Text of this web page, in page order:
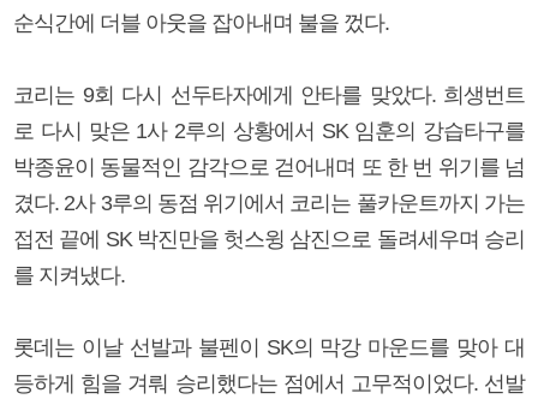
순식간에 더블 아웃을 잡아내며 불을 껐다.
코리는 9회 다시 선두타자에게 안타를 맞았다. 희생번트
로 다시 맞은 1사 2루의 상황에서 SK 임훈의 강습타구를
박종윤이 동물적인 감각으로 걷어내며 또 한 번 위기를 넘
겼다. 2사 3루의 동점 위기에서 코리는 풀카운트까지 가는
접전 끝에 SK 박진만을 헛스윙 삼진으로 돌려세우며 승리
를 지켜냈다.
롯데는 이날 선발과 불펜이 SK의 막강 마운드를 맞아 대
등하게 힘을 겨뤄 승리했다는 점에서 고무적이었다. 선발